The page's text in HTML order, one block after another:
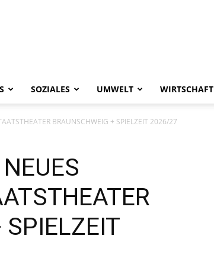
SOZIALES UMWELT WIRTSCHAFT
BRAUNSCHWEIG + SPIELZEIT 2026/27
SPIELZEIT